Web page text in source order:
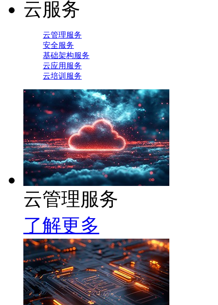
云服务
云管理服务
安全服务
基础架构服务
云应用服务
云培训服务
云管理服务
了解更多